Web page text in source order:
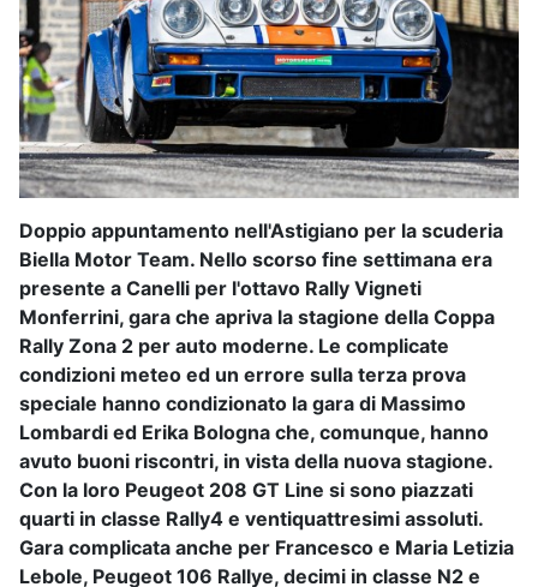
Doppio appuntamento nell'Astigiano per la scuderia
Biella Motor Team. Nello scorso fine settimana era
presente a Canelli per l'ottavo Rally Vigneti
Monferrini, gara che apriva la stagione della Coppa
Rally Zona 2 per auto moderne. Le complicate
condizioni meteo ed un errore sulla terza prova
speciale hanno condizionato la gara di Massimo
Lombardi ed Erika Bologna che, comunque, hanno
avuto buoni riscontri, in vista della nuova stagione.
Con la loro Peugeot 208 GT Line si sono piazzati
quarti in classe Rally4 e ventiquattresimi assoluti.
Gara complicata anche per Francesco e Maria Letizia
Lebole, Peugeot 106 Rallye, decimi in classe N2 e